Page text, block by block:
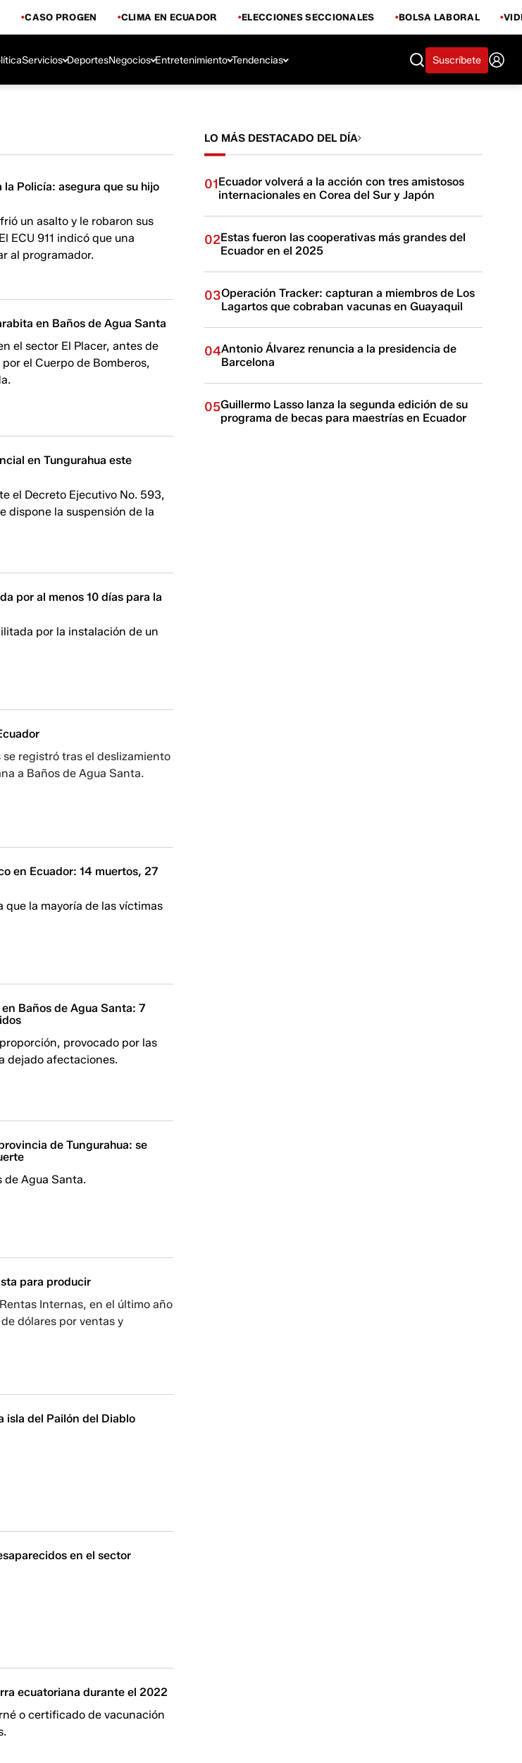
CASO PROGEN CLIMA EN ECUADOR ELECCIONES SECCIONALES BOLSA LABORAL
Servicios DeportesNegocios Entretenimiento Tendencias Suscríbete
Policía: asegura que su hijo
un asalto y le robaron sus
ECU 911 indicó que una
al programador.
en Baños de Agua Santa
el sector El Placer, antes de
el Cuerpo de Bomberos,
en Tungurahua este
el Decreto Ejecutivo No. 593,
dispone la suspensión de la
por al menos 10 días para la
por la instalación de un
registró tras el deslizamiento
a Baños de Agua Santa.
en Ecuador: 14 muertos, 27
que la mayoría de las víctimas
Baños de Agua Santa: 7
provocado por las
dejado afectaciones.
de Tungurahua: se
de Agua Santa.
para producir
Internas, en el último año
dólares por ventas y
isla del Pailón del Diablo
en el sector
ecuatoriana durante el 2022
o certificado de vacunación
LO MÁS DESTACADO DEL DÍA
01Ecuador volverá a la acción con tres amistosos
internacionales en Corea del Sur y Japón
02Estas fueron las cooperativas más grandes del
Ecuador en el 2025
03Operación Tracker: capturan a miembros de Los
Lagartos que cobraban vacunas en Guayaquil
04Antonio Álvarez renuncia a la presidencia de
Barcelona
05Guillermo Lasso lanza la segunda edición de su
programa de becas para maestrías en Ecuador